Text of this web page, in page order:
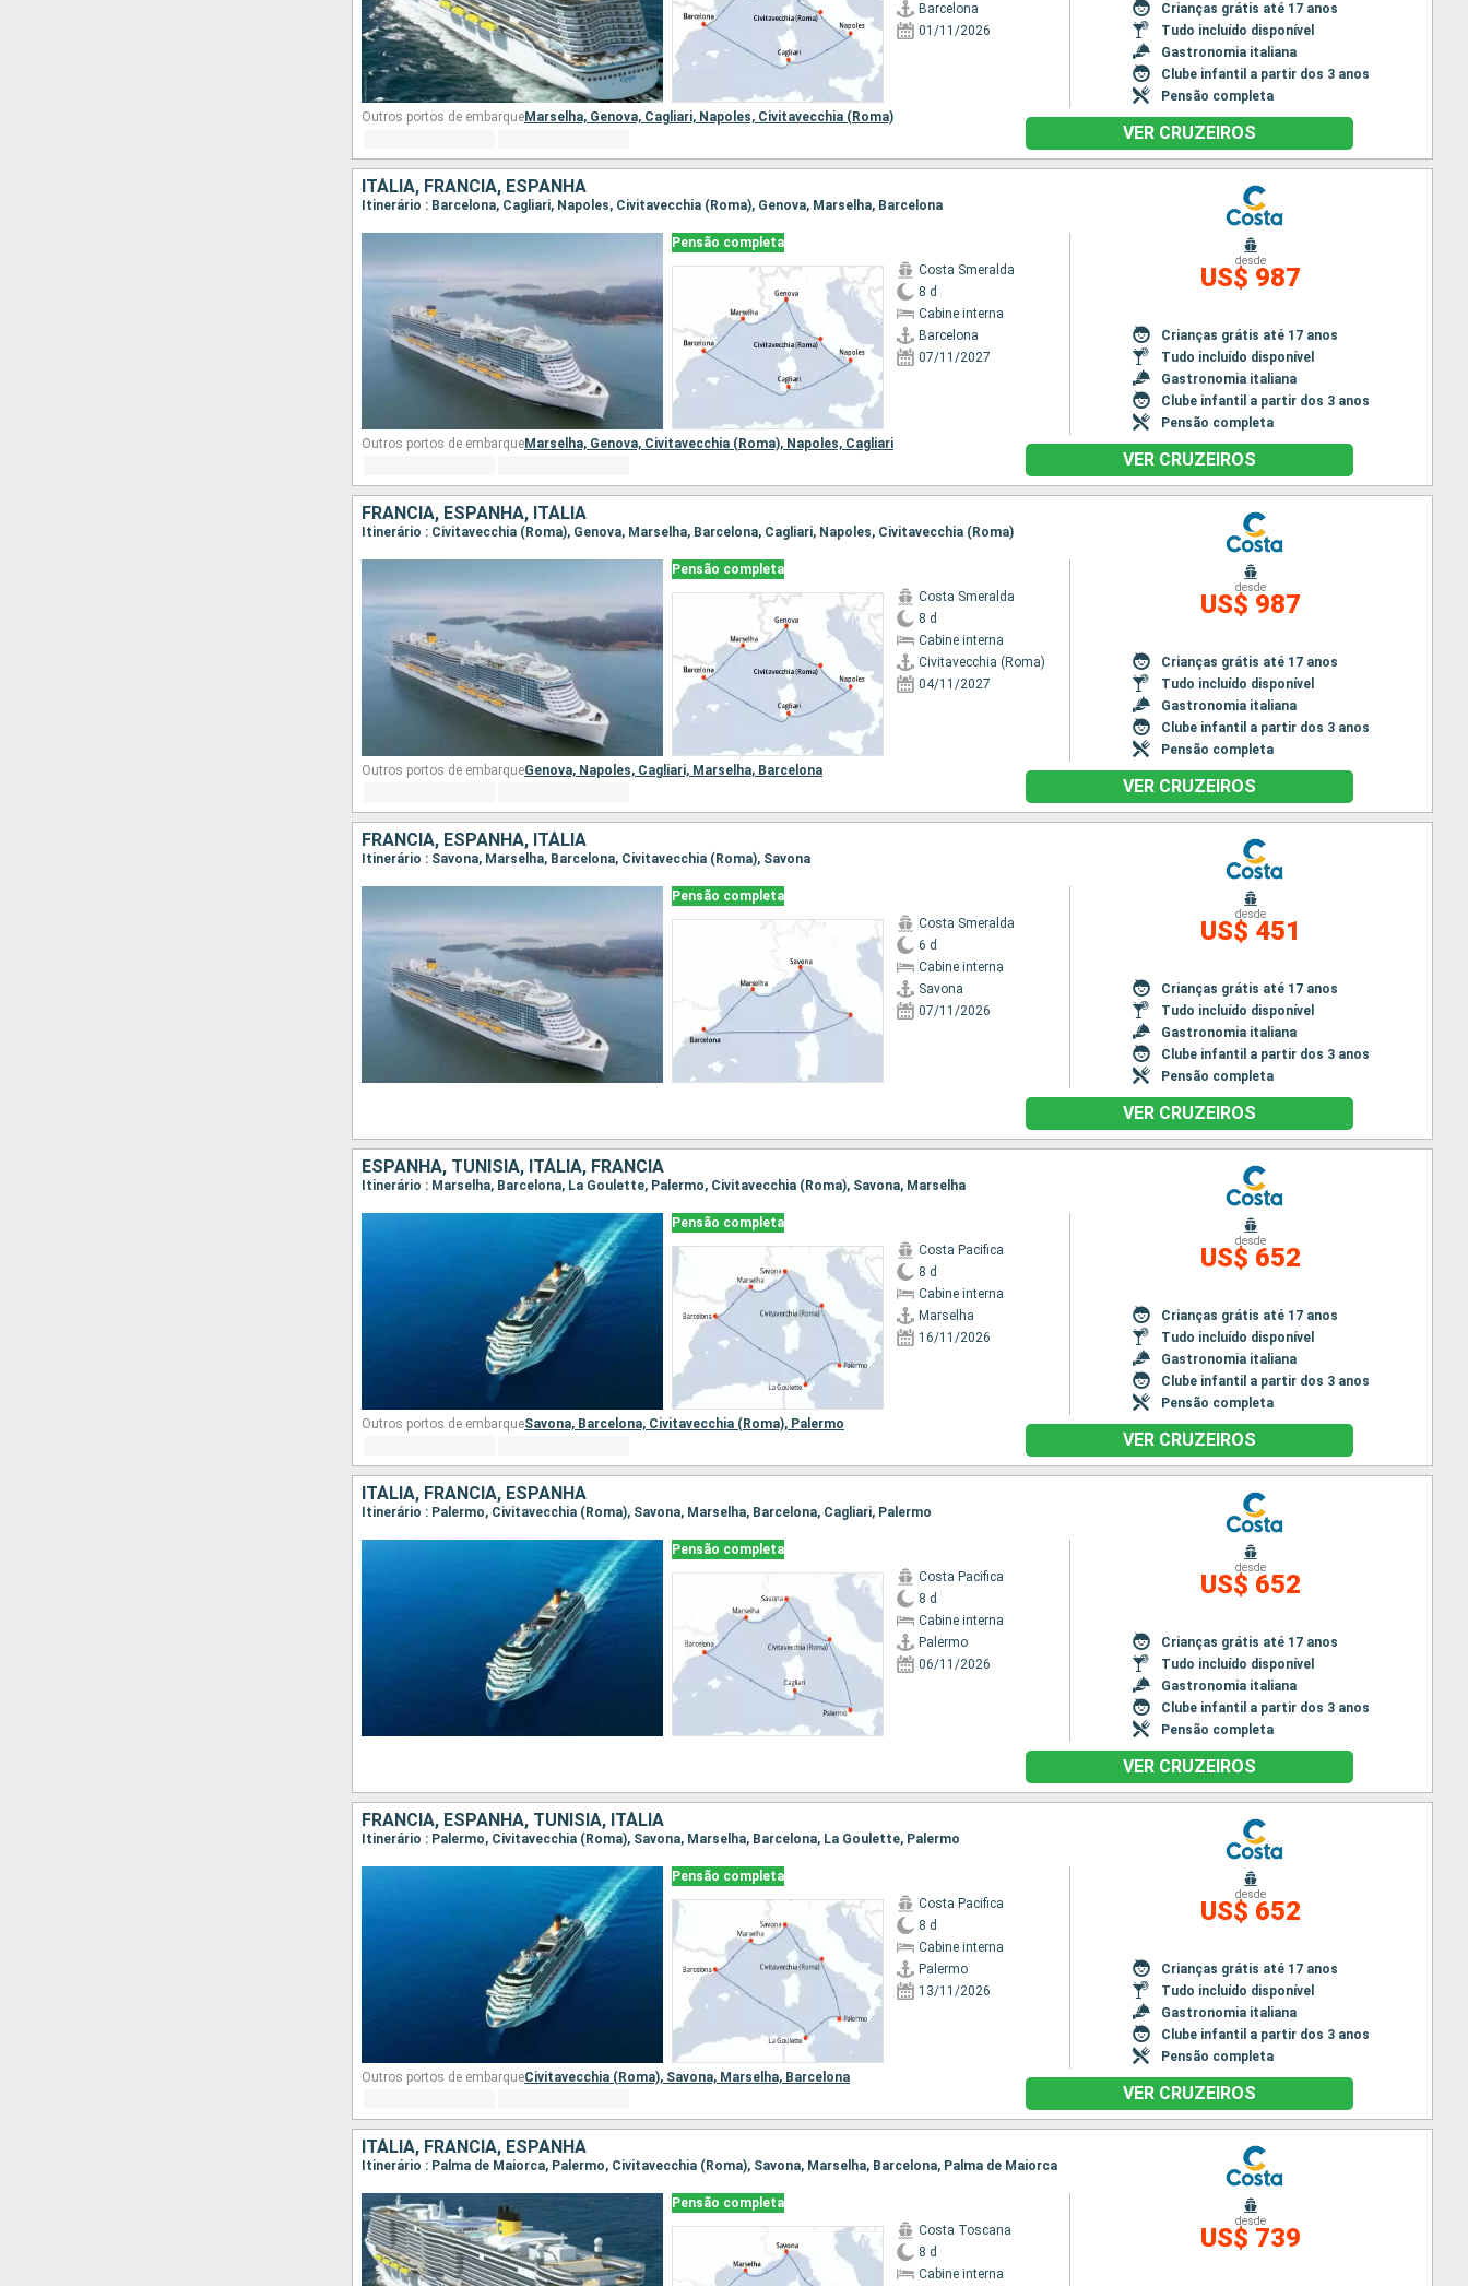
Barcelona
01/11/2026
Crianças grátis até 17 anos
Tudo incluído disponível
Gastronomia italiana
Clube infantil a partir dos 3 anos
Pensão completa
Outros portos de embarqueMarselha, Genova, Cagliari, Napoles, Civitavecchia (Roma)
VER CRUZEIROS
ITÁLIA, FRANCIA, ESPANHA
Itinerário : Barcelona, Cagliari, Napoles, Civitavecchia (Roma), Genova, Marselha, Barcelona
Pensão completa
Costa Smeralda
8 d
Cabine interna
Barcelona
07/11/2027
desde
US$ 987
Crianças grátis até 17 anos
Tudo incluído disponível
Gastronomia italiana
Clube infantil a partir dos 3 anos
Pensão completa
Outros portos de embarqueMarselha, Genova, Civitavecchia (Roma), Napoles, Cagliari
VER CRUZEIROS
FRANCIA, ESPANHA, ITÁLIA
Itinerário : Civitavecchia (Roma), Genova, Marselha, Barcelona, Cagliari, Napoles, Civitavecchia (Roma)
Pensão completa
Costa Smeralda
8 d
Cabine interna
Civitavecchia (Roma)
04/11/2027
desde
US$ 987
Crianças grátis até 17 anos
Tudo incluído disponível
Gastronomia italiana
Clube infantil a partir dos 3 anos
Pensão completa
Outros portos de embarqueGenova, Napoles, Cagliari, Marselha, Barcelona
VER CRUZEIROS
FRANCIA, ESPANHA, ITÁLIA
Itinerário : Savona, Marselha, Barcelona, Civitavecchia (Roma), Savona
Pensão completa
Costa Smeralda
6 d
Cabine interna
Savona
07/11/2026
desde
US$ 451
Crianças grátis até 17 anos
Tudo incluído disponível
Gastronomia italiana
Clube infantil a partir dos 3 anos
Pensão completa
VER CRUZEIROS
ESPANHA, TUNÍSIA, ITÁLIA, FRANCIA
Itinerário : Marselha, Barcelona, La Goulette, Palermo, Civitavecchia (Roma), Savona, Marselha
Pensão completa
Costa Pacifica
8 d
Cabine interna
Marselha
16/11/2026
desde
US$ 652
Crianças grátis até 17 anos
Tudo incluído disponível
Gastronomia italiana
Clube infantil a partir dos 3 anos
Pensão completa
Outros portos de embarqueSavona, Barcelona, Civitavecchia (Roma), Palermo
VER CRUZEIROS
ITÁLIA, FRANCIA, ESPANHA
Itinerário : Palermo, Civitavecchia (Roma), Savona, Marselha, Barcelona, Cagliari, Palermo
Pensão completa
Costa Pacifica
8 d
Cabine interna
Palermo
06/11/2026
desde
US$ 652
Crianças grátis até 17 anos
Tudo incluído disponível
Gastronomia italiana
Clube infantil a partir dos 3 anos
Pensão completa
VER CRUZEIROS
FRANCIA, ESPANHA, TUNÍSIA, ITÁLIA
Itinerário : Palermo, Civitavecchia (Roma), Savona, Marselha, Barcelona, La Goulette, Palermo
Pensão completa
Costa Pacifica
8 d
Cabine interna
Palermo
13/11/2026
desde
US$ 652
Crianças grátis até 17 anos
Tudo incluído disponível
Gastronomia italiana
Clube infantil a partir dos 3 anos
Pensão completa
Outros portos de embarqueCivitavecchia (Roma), Savona, Marselha, Barcelona
VER CRUZEIROS
ITÁLIA, FRANCIA, ESPANHA
Itinerário : Palma de Maiorca, Palermo, Civitavecchia (Roma), Savona, Marselha, Barcelona, Palma de Maiorca
Pensão completa
Costa Toscana
8 d
Cabine interna
desde
US$ 739